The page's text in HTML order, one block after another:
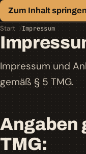
Zum Inhalt springen
Finanz-Lexikon
Geld, einfach erklärt.
Finanztipps
Kredite
Geld-/Vermögensanlage
Krypto
Steuern
Start Impressum
Impressum und
gemäß § 5 TMG.
Angaben
TMG: